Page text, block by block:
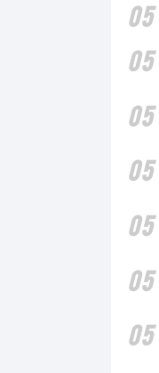
05
05
05
05
05
05
05